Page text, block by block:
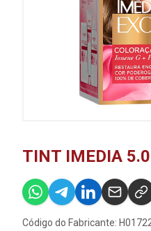
TINT IMEDIA
Código do Fabricante: